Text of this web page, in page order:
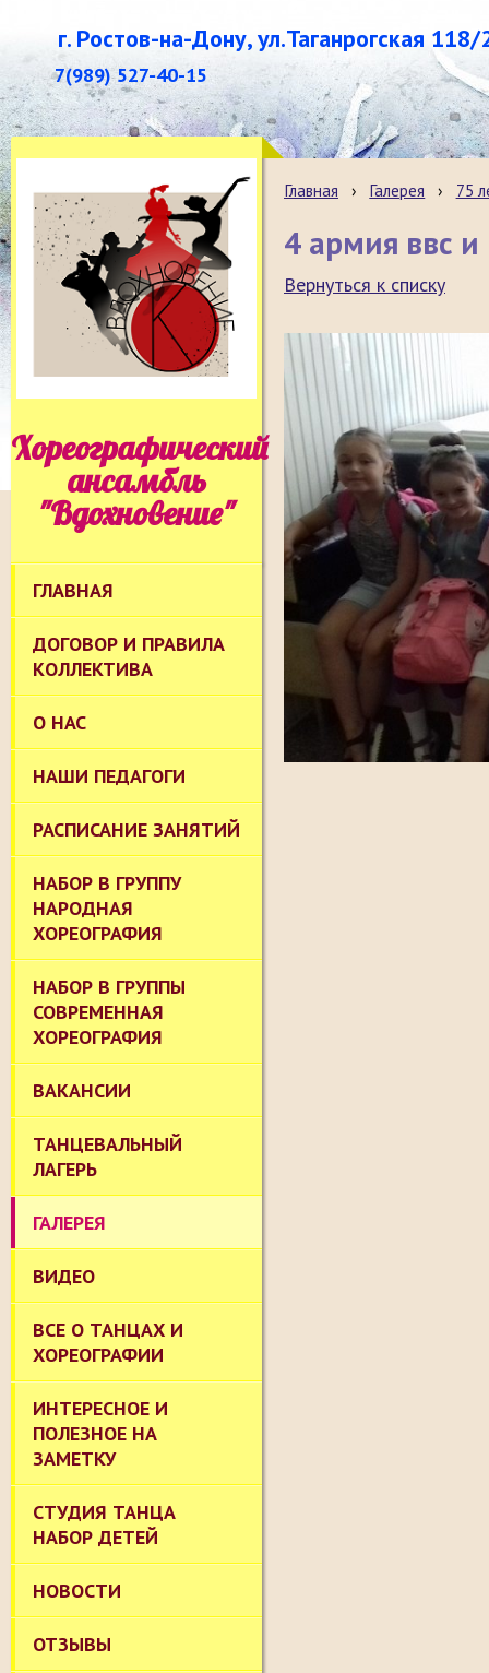
г. Ростов-на-Дону, ул.Таганрогская 118/
7(989) 527-40-15
Хореографический
ансамбль
"Вдохновение"
ГЛАВНАЯ
ДОГОВОР И ПРАВИЛА
КОЛЛЕКТИВА
О НАС
НАШИ ПЕДАГОГИ
РАСПИСАНИЕ ЗАНЯТИЙ
НАБОР В ГРУППУ
НАРОДНАЯ
ХОРЕОГРАФИЯ
НАБОР В ГРУППЫ
СОВРЕМЕННАЯ
ХОРЕОГРАФИЯ
ВАКАНСИИ
ТАНЦЕВАЛЬНЫЙ
ЛАГЕРЬ
ГАЛЕРЕЯ
ВИДЕО
ВСЕ О ТАНЦАХ И
ХОРЕОГРАФИИ
ИНТЕРЕСНОЕ И
ПОЛЕЗНОЕ НА
ЗАМЕТКУ
СТУДИЯ ТАНЦА
НАБОР ДЕТЕЙ
НОВОСТИ
ОТЗЫВЫ
Главная › Галерея › 75
4 армия ввс
Вернуться к списку